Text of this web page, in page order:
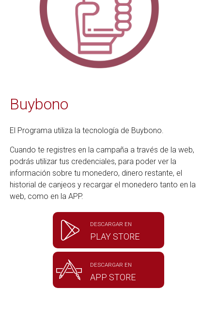
Buybono
El Programa utiliza la tecnología de Buybono.
Cuando te registres en la campaña a través de la web,
podrás utilizar tus credenciales, para poder ver la
información sobre tu monedero, dinero restante, el
historial de canjeos y recargar el monedero tanto en la
web, como en la APP.
DESCARGAR EN
PLAY STORE
DESCARGAR EN
APP STORE